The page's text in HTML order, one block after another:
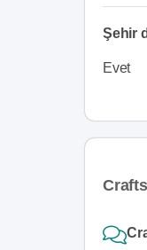
Şehir
Evet